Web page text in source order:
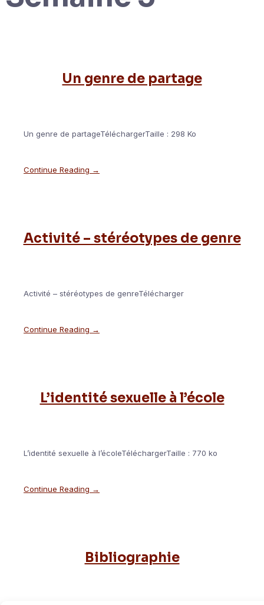
Un genre de partage
Un genre de partageTéléchargerTaille : 298 Ko
Continue Reading →
Activité – stéréotypes de genre
Activité – stéréotypes de genreTélécharger
Continue Reading →
L’identité sexuelle à l’école
L’identité sexuelle à l’écoleTéléchargerTaille : 770 ko
Continue Reading →
Bibliographie